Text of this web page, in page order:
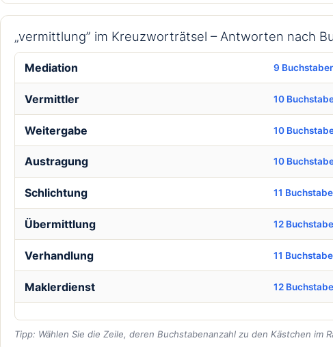
„vermittlung” im Kreuzworträtsel – Antworten nach
Mediation 9
Vermittler 10
Weitergabe 10
Austragung 10
Schlichtung 11
Übermittlung 12
Verhandlung 11
Maklerdienst 12
Tipp: Wählen Sie die Zeile, deren Buchstabenanzahl zu den Kästchen im